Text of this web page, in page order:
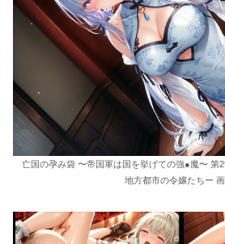
亡国の孕み袋 〜帝国軍は国を挙げての強●魔〜 第
地方都市の令嬢たちー